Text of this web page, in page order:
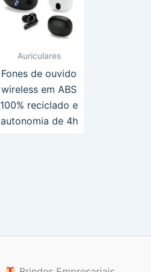
Auriculares
Fones de ouvido
wireless em ABS
100% reciclado e
autonomia de 4h